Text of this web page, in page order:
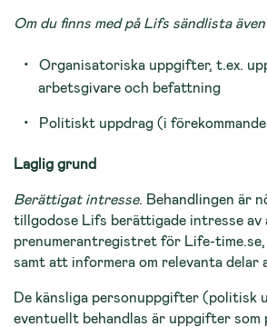
Om du finns med på Lifs sändlista
Organisatoriska uppgifter, t.ex.
arbetsgivare och befattning
Politiskt uppdrag (i
Laglig grund
Berättigat intresse. Behandlingen är
tillgodose Lifs berättigade intresse av
prenumerantregistret för Life-
samt att informera om relevanta delar
De känsliga personuppgifter (politisk
eventuellt behandlas är uppgifter